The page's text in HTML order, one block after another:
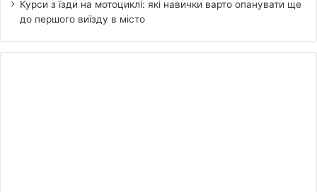
Курси з їзди на мотоциклі: які навички варто опанувати ще
до першого виїзду в місто